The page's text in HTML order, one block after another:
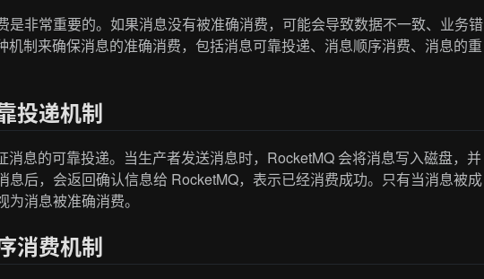
是非常重要的。如果消息没有被准确消费，可能会导致数据不一致、业务错
机制来确保消息的准确消费，包括消息可靠投递、消息顺序消费、消息的重
投递机制
消息的可靠投递。当生产者发送消息时，RocketMQ 会将消息写入磁盘，并
息后，会返回确认信息给 RocketMQ，表示已经消费成功。只有当消息被成
消息被准确消费。
消费机制